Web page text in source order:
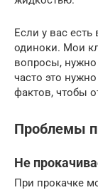
Если у вас
одиноки. Мои
вопросы, нужно
часто это
фактов, чтобы
Проблемы
Не
При прокачке